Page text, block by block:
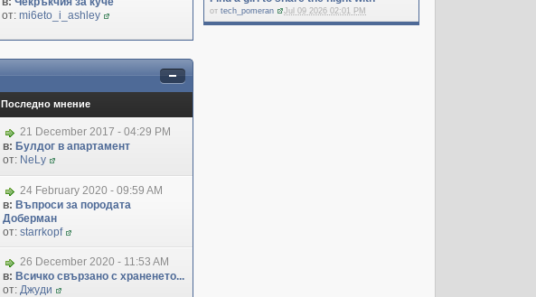
отtech_pomeran Jul 09 2026 02:01 PM
от: mi6eto_i_ashley
Последно мнение
21 December 2017 - 04:29 PM
в: Булдог в апартамент
от: NeLy
24 February 2020 - 09:59 AM
в: Въпроси за породата
Доберман
от: starrkopf
26 December 2020 - 11:53 AM
в: Всичко свързано с храненето...
от: Джуди